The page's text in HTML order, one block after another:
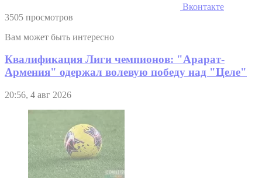
Вконтакте
3505 просмотров
Вам может быть интересно
Квалификация Лиги чемпионов: "Арарат-
Армения" одержал волевую победу над "Целе"
20:56, 4 авг 2026